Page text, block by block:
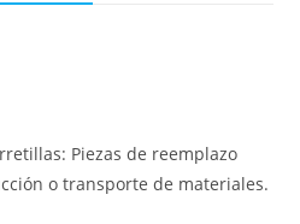
Piezas de reemplazo
o transporte de materiales.